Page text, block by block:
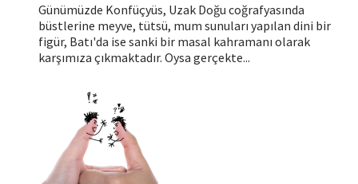
Günümüzde Konfüçyüs, Uzak Doğu coğrafyasında
büstlerine meyve, tütsü, mum sunuları yapılan dini bir
figür, Batı'da ise sanki bir masal kahramanı olarak
karşımıza çıkmaktadır. Oysa gerçekte...